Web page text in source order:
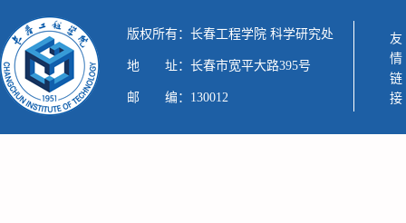
版权所有：长春工程学院 科学研究处
地 址：长春市宽平大路395号
邮 编：130012 友情链接